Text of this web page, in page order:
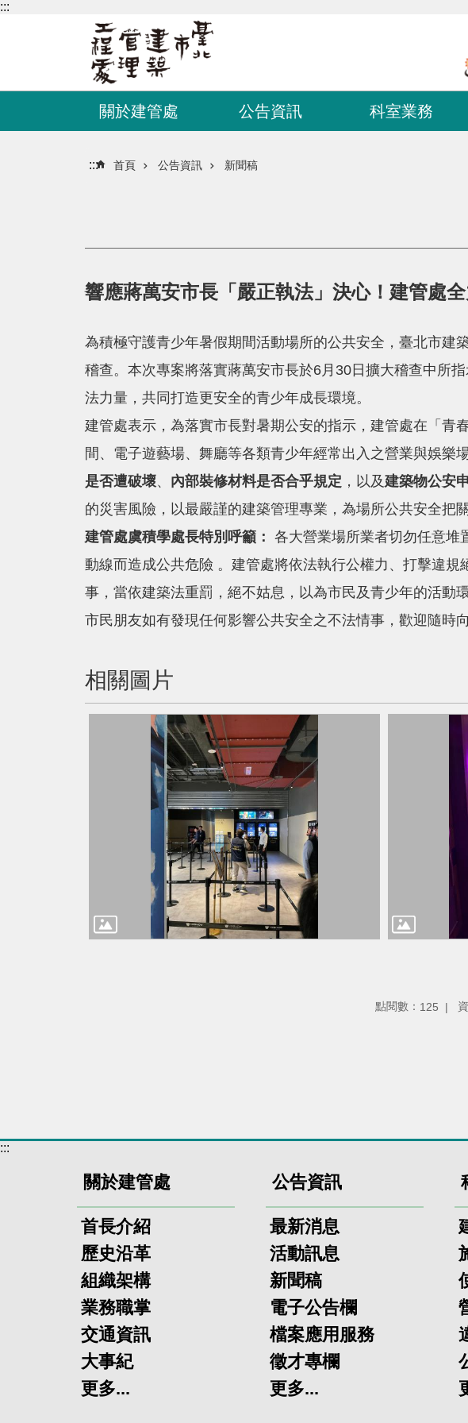
跳到主要內容區塊
:::
關於建管處 公告資訊 科室業務
::: 首頁 公告資訊 新聞稿
響應蔣萬安市長「嚴正執法」決心！建管處
為積極守護青少年暑假期間活動場所的公共安全，臺北市建
稽查。本次專案將落實蔣萬安市長於6月30日擴大稽查中所
法力量，共同打造更安全的青少年成長環境。
建管處表示，為落實市長對暑期公安的指示，建管處在「青
間、電子遊藝場、舞廳等各類青少年經常出入之營業與娛樂
是否遭破壞、 內部裝修材料是否合乎規定 ，以及建築物公安
的災害風險，以最嚴謹的建築管理專業，為場所公共安全把關
建管處虞積學處長特別呼籲： 各大營業場所業者切勿任意堆
動線而造成公共危險 。建管處將依法執行公權力、打擊違
事，當依建築法重罰，絕不姑息，以為市民及青少年的活動
市民朋友如有發現任何影響公共安全之不法情事，歡迎隨時
相關圖片
點閱數： 125
:::
關於建管處
首長介紹
歷史沿革
組織架構
業務職掌
交通資訊
大事紀
更多...
公告資訊
最新消息
活動訊息
新聞稿
電子公告欄
檔案應用服務
徵才專欄
更多...